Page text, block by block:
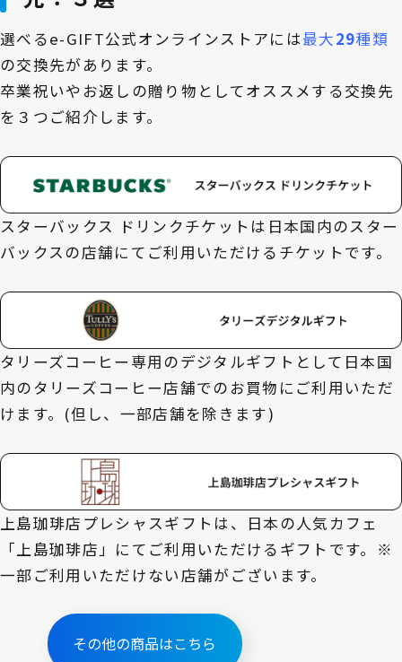
選べるe-GIFT公式オンラインストアには最大29種類
の交換先があります。
卒業祝いやお返しの贈り物としてオススメする交換先
を３つご紹介します。
スターバックス ドリンクチケットは日本国内のスター
バックスの店舗にてご利用いただけるチケットです。
タリーズコーヒー専用のデジタルギフトとして日本国
内のタリーズコーヒー店舗でのお買物にご利用いただ
けます。(但し、一部店舗を除きます)
上島珈琲店プレシャスギフトは、日本の人気カフェ
「上島珈琲店」にてご利用いただけるギフトです。※
一部ご利用いただけない店舗がございます。
その他の商品はこちら